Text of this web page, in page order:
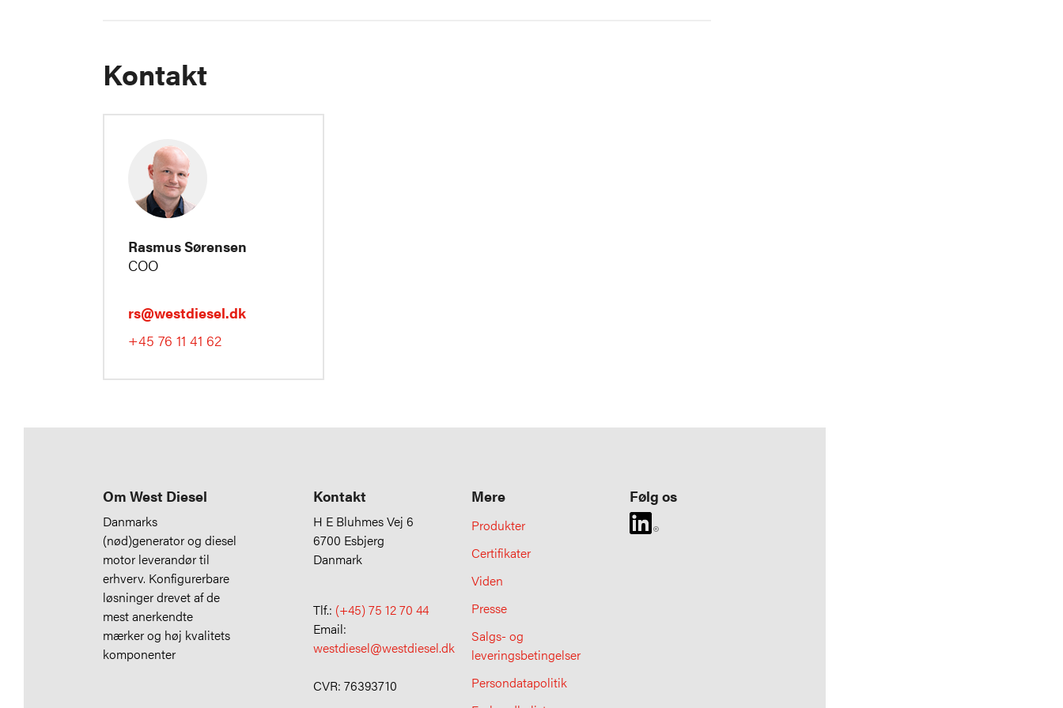
Kontakt
Rasmus Sørensen
COO
rs@westdiesel.dk
+45 76 11 41 62
Om West Diesel
Danmarks
(nød)generator og diesel
motor leverandør til
erhverv. Konfigurerbare
løsninger drevet af de
mest anerkendte
mærker og høj kvalitets
komponenter
Kontakt
H E Bluhmes Vej 6
6700 Esbjerg
Danmark
Tlf.: (+45) 75 12 70 44
Email:
westdiesel@westdiesel.dk
CVR: 76393710
Mere
Produkter
Certifikater
Viden
Presse
Salgs- og
leveringsbetingelser
Persondatapolitik
Følg os